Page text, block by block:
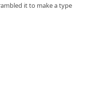
it to make a type